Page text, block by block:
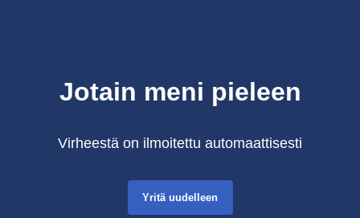
Jotain meni pieleen
Virheestä on ilmoitettu automaattisesti
Yritä uudelleen